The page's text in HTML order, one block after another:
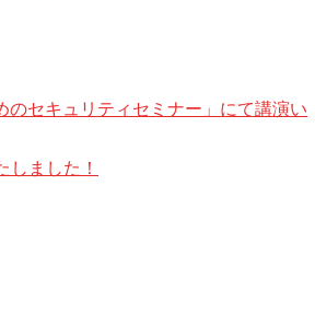
セキュリティセミナー」にて講演い
ました！